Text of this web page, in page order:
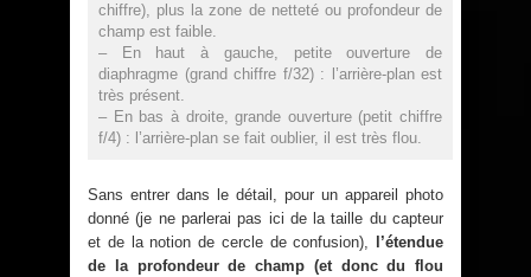
chiffre), plus la zone de netteté ou profondeur de
champ est faible.
– En haut à gauche, petite ouverture de
diaphragme (grand chiffre f/32) : l’arrière-plan est
très présent.
– En bas à droite, grande ouverture (petit chiffre
f/4) : l’arrière-plan se fait oublier, il est très flou.
Sans entrer dans le détail, pour un appareil photo
donné (je ne parlerai pas ici de la taille du capteur
et de la notion de cercle de confusion),
l’étendue
de la profondeur de champ (et donc du flou